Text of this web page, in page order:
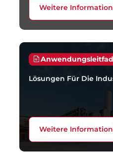
Weitere
Lösungen Für Die
Weitere